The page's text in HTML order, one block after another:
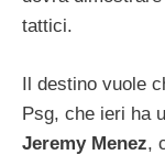
tattici.
Il destino vuole
Psg, che ieri ha
Jeremy Menez,